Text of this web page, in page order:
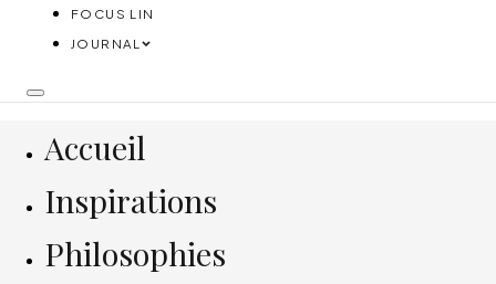
FOCUS LIN
JOURNAL
Accueil
Inspirations
Philosophies